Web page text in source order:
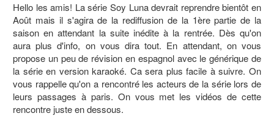
Hello les amis! La série Soy Luna devrait reprendre bientôt en
Août mais il s'agira de la rediffusion de la 1ère partie de la
saison en attendant la suite inédite à la rentrée. Dès qu'on
aura plus d'info, on vous dira tout. En attendant, on vous
propose un peu de révision en espagnol avec le générique de
la série en version karaoké. Ca sera plus facile à suivre. On
vous rappelle qu'on a rencontré les acteurs de la série lors de
leurs passages à paris. On vous met les vidéos de cette
rencontre juste en dessous.